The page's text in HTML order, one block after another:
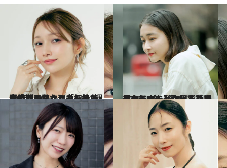
2026.5.20
【もっと読む】「加入3週間で辞めたかった」後藤真希が明かす、モー娘。全盛期の日々と、それでも続けられた理由
ライフスタイル 2026.4.4
アンジュルム時代「二度目のうつを発症し、絶望の中にいた」和田彩花（31）が、「アイドルをやっていてよかった」と思えるまで
カルチャー